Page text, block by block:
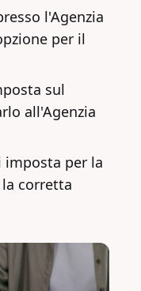
l'Agenzia
per il
sul
all'Agenzia
per la
corretta